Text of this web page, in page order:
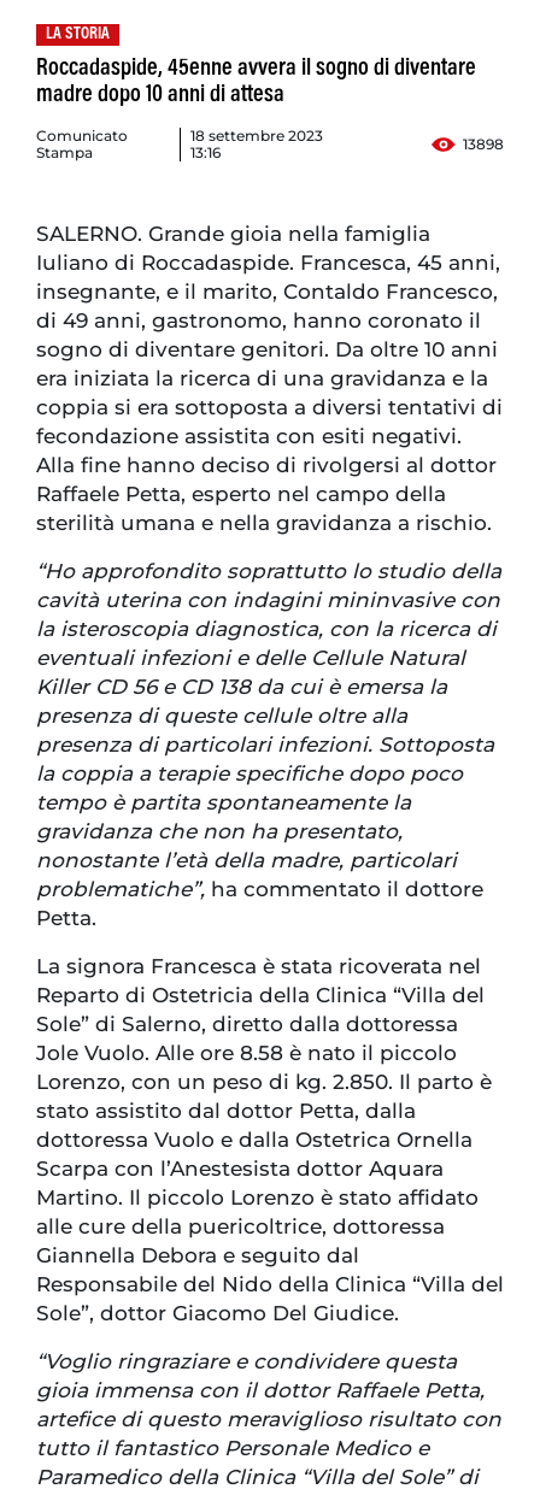
LA STORIA
Roccadaspide, 45enne avvera il sogno di diventare
madre dopo 10 anni di attesa
Comunicato
Stampa
18 settembre 2023
13:16
13898
SALERNO. Grande gioia nella famiglia
Iuliano di Roccadaspide. Francesca, 45 anni,
insegnante, e il marito, Contaldo Francesco,
di 49 anni, gastronomo, hanno coronato il
sogno di diventare genitori. Da oltre 10 anni
era iniziata la ricerca di una gravidanza e la
coppia si era sottoposta a diversi tentativi di
fecondazione assistita con esiti negativi.
Alla fine hanno deciso di rivolgersi al dottor
Raffaele Petta, esperto nel campo della
sterilità umana e nella gravidanza a rischio.
“Ho approfondito soprattutto lo studio della
cavità uterina con indagini mininvasive con
la isteroscopia diagnostica, con la ricerca di
eventuali infezioni e delle Cellule Natural
Killer CD 56 e CD 138 da cui è emersa la
presenza di queste cellule oltre alla
presenza di particolari infezioni. Sottoposta
la coppia a terapie specifiche dopo poco
tempo è partita spontaneamente la
gravidanza che non ha presentato,
nonostante l’età della madre, particolari
problematiche”, ha commentato il dottore
Petta.
La signora Francesca è stata ricoverata nel
Reparto di Ostetricia della Clinica “Villa del
Sole” di Salerno, diretto dalla dottoressa
Jole Vuolo. Alle ore 8.58 è nato il piccolo
Lorenzo, con un peso di kg. 2.850. Il parto è
stato assistito dal dottor Petta, dalla
dottoressa Vuolo e dalla Ostetrica Ornella
Scarpa con l’Anestesista dottor Aquara
Martino. Il piccolo Lorenzo è stato affidato
alle cure della puericoltrice, dottoressa
Giannella Debora e seguito dal
Responsabile del Nido della Clinica “Villa del
Sole”, dottor Giacomo Del Giudice.
“Voglio ringraziare e condividere questa
gioia immensa con il dottor Raffaele Petta,
artefice di questo meraviglioso risultato con
tutto il fantastico Personale Medico e
Paramedico della Clinica “Villa del Sole” di